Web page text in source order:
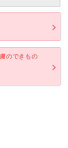
のできもの